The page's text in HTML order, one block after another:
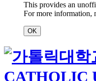
This provides an
For more information,
OK